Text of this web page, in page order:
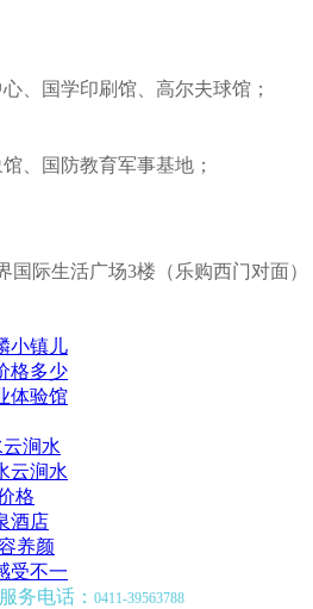
、国学印刷馆、高尔夫球馆；
、国防教育军事基地；
际生活广场3楼（乐购西门对面）
小镇儿
格多少
体验馆
云涧水
格
酒店
养颜
受不一
服务电话： 0411-39563788